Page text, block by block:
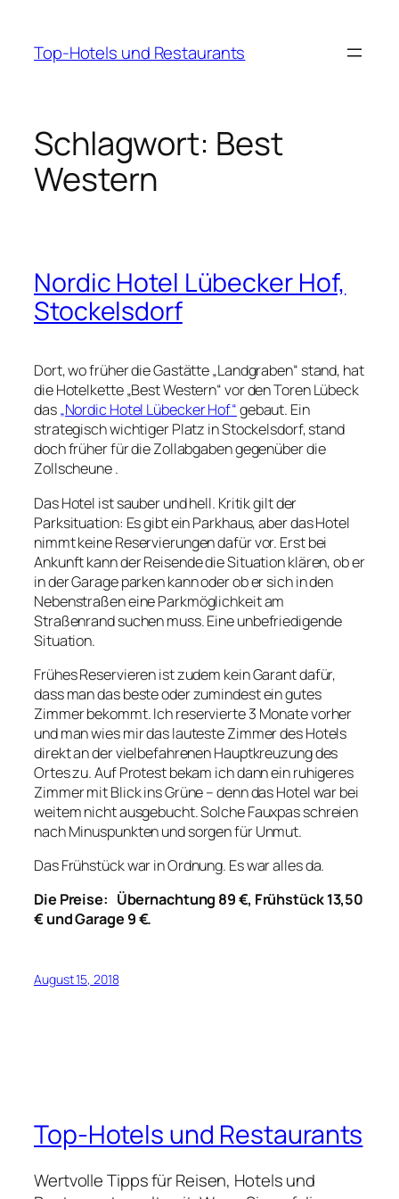
springen
Top-Hotels und Restaurants
Schlagwort: Best
Western
Nordic Hotel Lübecker Hof,
Stockelsdorf
Dort, wo früher die Gastätte „Landgraben“ stand, hat
die Hotelkette „Best Western“ vor den Toren Lübeck
das„Nordic Hotel Lübecker Hof“gebaut. Ein
strategisch wichtiger Platz in Stockelsdorf, stand
doch früher für die Zollabgaben gegenüber die
Zollscheune .
Das Hotel ist sauber und hell. Kritik gilt der
Parksituation: Es gibt ein Parkhaus, aber das Hotel
nimmt keine Reservierungen dafür vor. Erst bei
Ankunft kann der Reisende die Situation klären, ob er
in der Garage parken kann oder ob er sich in den
Nebenstraßen eine Parkmöglichkeit am
Straßenrand suchen muss. Eine unbefriedigende
Situation.
Frühes Reservieren ist zudem kein Garant dafür,
dass man das beste oder zumindest ein gutes
Zimmer bekommt. Ich reservierte 3 Monate vorher
und man wies mir das lauteste Zimmer des Hotels
direkt an der vielbefahrenen Hauptkreuzung des
Ortes zu. Auf Protest bekam ich dann ein ruhigeres
Zimmer mit Blick ins Grüne – denn das Hotel war bei
weitem nicht ausgebucht. Solche Fauxpas schreien
nach Minuspunkten und sorgen für Unmut.
Das Frühstück war in Ordnung. Es war alles da.
Die Preise: Übernachtung 89 €, Frühstück 13,50
€ und Garage 9 €.
August 15, 2018
Top-Hotels und Restaurants
Wertvolle Tipps für Reisen, Hotels und